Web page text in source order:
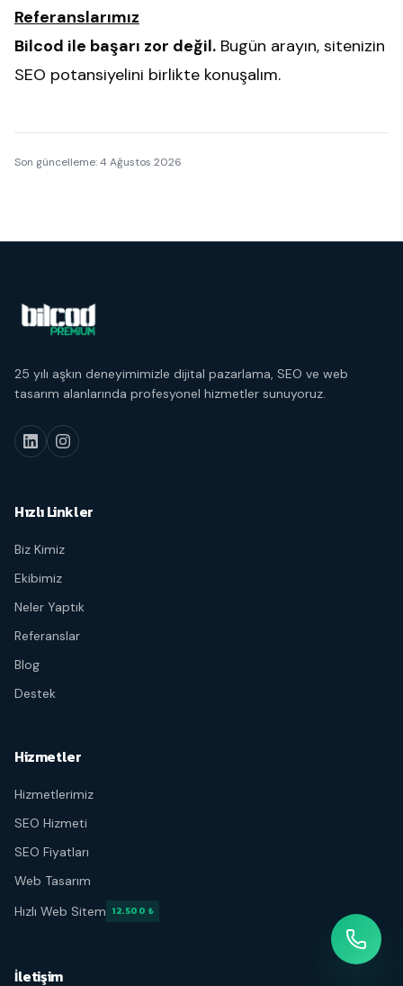
Referanslarımız
Bilcod ile başarı zor değil. Bugün arayın, sitenizin
SEO potansiyelini birlikte konuşalım.
Son güncelleme:4 Ağustos 2026
25 yılı aşkın deneyimimizle dijital pazarlama, SEO ve web
tasarım alanlarında profesyonel hizmetler sunuyoruz.
Hızlı Linkler
Biz Kimiz
Ekibimiz
Neler Yaptık
Referanslar
Blog
Destek
Hizmetler
Hizmetlerimiz
SEO Hizmeti
SEO Fiyatları
Web Tasarım
Hızlı Web Sitem 12.500 ₺
İletişim